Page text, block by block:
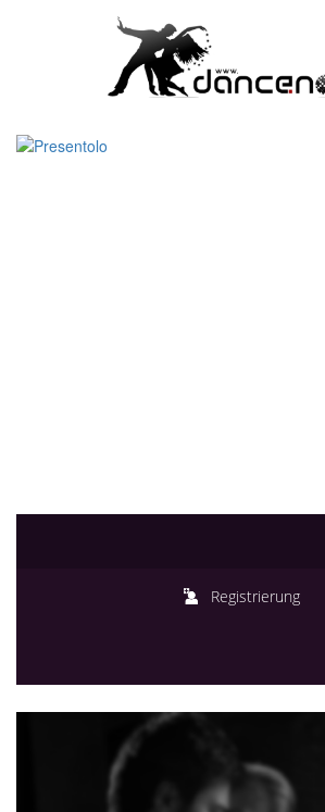
Registrierung